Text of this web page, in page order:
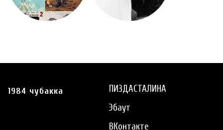
1984 чубакка
ПИЗДАСТАЛИНА
Эбаут
ВКонтакте